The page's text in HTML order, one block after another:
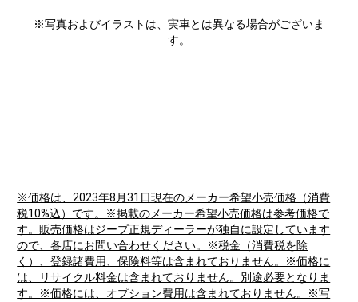
※写真およびイラストは、実車とは異なる場合がございま
す。
※価格は、2023年8月31日現在のメーカー希望小売価格（消費
税10%込）です。※掲載のメーカー希望小売価格は参考価格で
す。販売価格はジープ正規ディーラーが独自に設定しています
ので、各店にお問い合わせください。※税金（消費税を除
く）、登録諸費用、保険料等は含まれておりません。※価格に
は、リサイクル料金は含まれておりません。別途必要となりま
す。※価格には、オプション費用は含まれておりません。※写